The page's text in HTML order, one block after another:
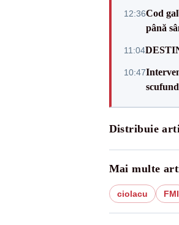
12:36Cod
până
11:04
10:47
Distribuie
Mai multe
ciolacu FMI